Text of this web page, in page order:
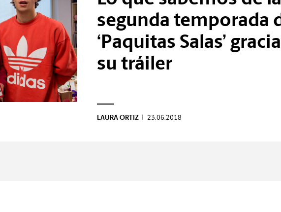
segunda temporada
‘Paquitas Salas’
su tráiler
LAURA ORTIZ | 23.06.2018